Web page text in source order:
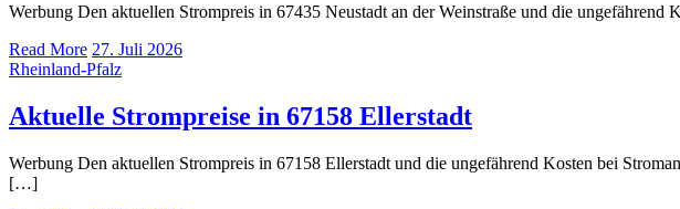
Werbung Den aktuellen Strompreis in 67435 Neustadt an der Weinstraße und die
Read More 27. Juli 2026
Rheinland-Pfalz
Aktuelle Strompreise in 67158 Ellerstadt
Werbung Den aktuellen Strompreis in 67158 Ellerstadt und die ungefährend Kosten bei
[…]